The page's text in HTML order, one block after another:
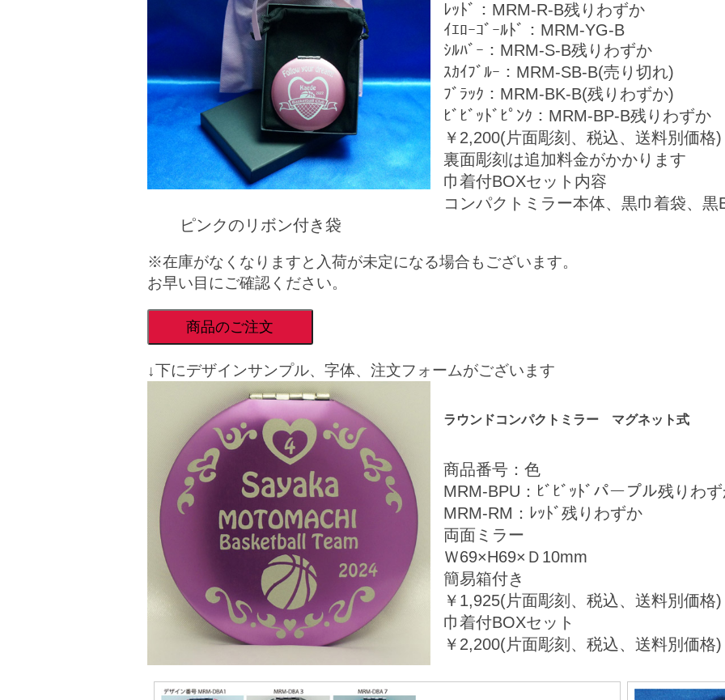
ﾚｯﾄﾞ：MRM‐R-B残りわずか
ｲｴﾛｰｺﾞｰﾙﾄﾞ：MRM‐YG-B
ｼﾙﾊﾞｰ：MRM‐S-B残りわずか
ｽｶｲﾌﾞﾙｰ：MRM‐SB-B(売り切れ)
ﾌﾞﾗｯｸ：MRM‐BK-B(残りわずか)
ﾋﾞﾋﾞｯﾄﾞﾋﾟﾝｸ：MRM-BP-B残りわずか
￥2,200(片面彫刻、税込、送料別価格)
裏面彫刻は追加料金がかかります
巾着付BOXセット内容
コンパクトミラー本体、黒巾着袋、黒
ピンクのリボン付き袋
※在庫がなくなりますと入荷が未定になる場合もございます。
お早い目にご確認ください。
商品のご注文
↓下にデザインサンプル、字体、注文フォームがございます
ラウンドコンパクトミラー マグネット式
商品番号：色
MRM-BPU：ﾋﾞﾋﾞｯﾄﾞパープル残りわ
MRM‐RM：ﾚｯﾄﾞ残りわずか
両面ミラー
Ｗ69×H69×Ｄ10mm
簡易箱付き
￥1,925(片面彫刻、税込、送料別価格)
巾着付BOXセット
￥2,200(片面彫刻、税込、送料別価格)